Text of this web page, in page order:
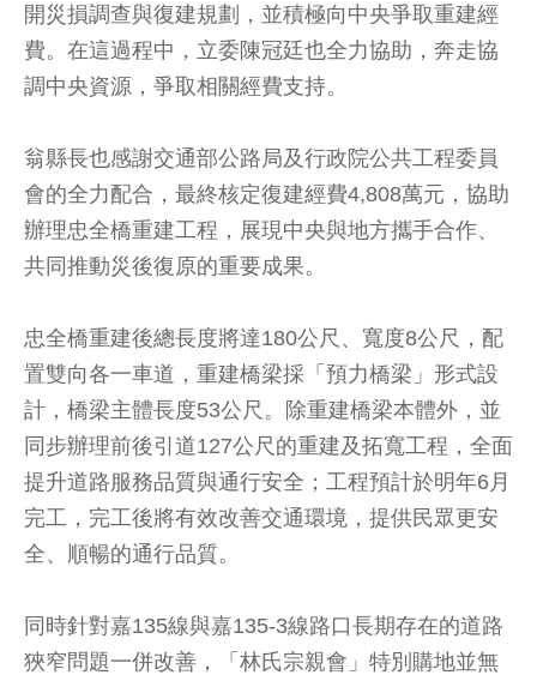
開災損調查與復建規劃，並積極向中央爭取重建經
費。在這過程中，立委陳冠廷也全力協助，奔走協
調中央資源，爭取相關經費支持。
翁縣長也感謝交通部公路局及行政院公共工程委員
會的全力配合，最終核定復建經費4,808萬元，協助
辦理忠全橋重建工程，展現中央與地方攜手合作、
共同推動災後復原的重要成果。
忠全橋重建後總長度將達180公尺、寬度8公尺，配
置雙向各一車道，重建橋梁採「預力橋梁」形式設
計，橋梁主體長度53公尺。除重建橋梁本體外，並
同步辦理前後引道127公尺的重建及拓寬工程，全面
提升道路服務品質與通行安全；工程預計於明年6月
完工，完工後將有效改善交通環境，提供民眾更安
全、順暢的通行品質。
同時針對嘉135線與嘉135-3線路口長期存在的道路
狹窄問題一併改善，「林氏宗親會」特別購地並無